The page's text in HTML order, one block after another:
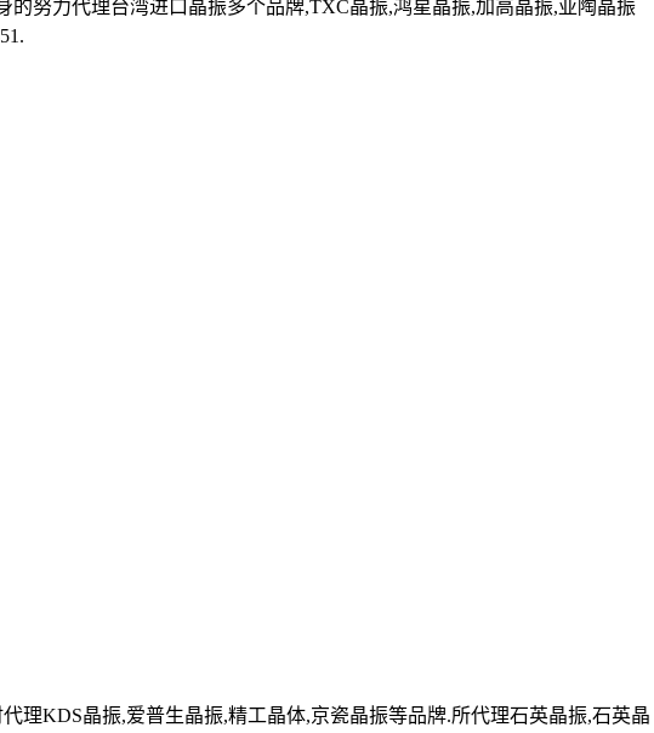
努力代理台湾进口晶振多个品牌,TXC晶振,鸿星晶振,加高晶振,亚陶晶振
理KDS晶振,爱普生晶振,精工晶体,京瓷晶振等品牌.所代理石英晶振,石英晶